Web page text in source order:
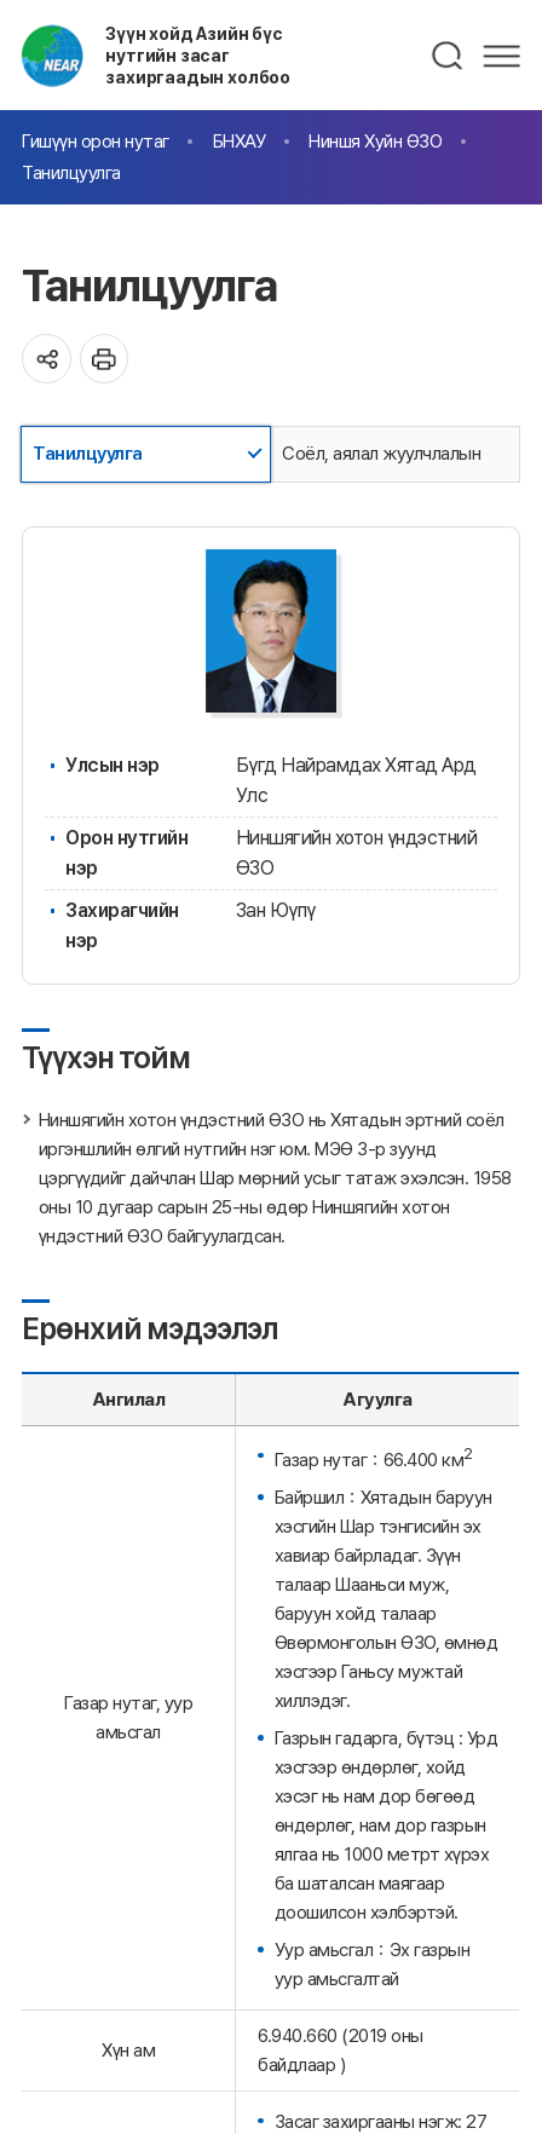
Зүүн хойд Азийн бүс
нутгийн засаг
захиргаадын холбоо
Гишүүн орон нутаг БНХАУ
Ниншя Хуйн ӨЗО
Танилцуулга
Танилцуулга
Танилцуулга Соёл, аялал жуулчлалын
Улсын нэр
Бүгд Найрамдах Хятад Ард
Улс
Орон нутгийн
нэр
Ниншягийн хотон үндэстний
ӨЗО
Захирагчийн
нэр
Зан Юүпү
Түүхэн тойм
Ниншягийн хотон үндэстний ӨЗО нь Хятадын эртний соёл
иргэншлийн өлгий нутгийн нэг юм. МЭӨ 3-р зуунд
цэргүүдийг дайчлан Шар мөрний усыг татаж эхэлсэн. 1958
оны 10 дугаар сарын 25-ны өдөр Ниншягийн хотон
үндэстний ӨЗО байгуулагдсан.
Ерөнхий мэдээлэл
Ангилал Агуулга
Газар нутаг, уур
амьсгал
Газар нутаг：66.400 км2
Байршил：Хятадын баруун
хэсгийн Шар тэнгисийн эх
хавиар байрладаг. Зүүн
талаар Шааньси муж,
баруун хойд талаар
Өвөрмонголын ӨЗО, өмнөд
хэсгээр Ганьсу мужтай
хиллэдэг.
Газрын гадарга, бүтэц : Урд
хэсгээр өндөрлөг, хойд
хэсэг нь нам дор бөгөөд
өндөрлөг, нам дор газрын
ялгаа нь 1000 метрт хүрэх
ба шаталсан маягаар
доошилсон хэлбэртэй.
Уур амьсгал：Эх газрын
уур амьсгалтай
Хүн ам
6.940.660 (2019 оны
байдлаар )
Засаг захиргааны нэгж: 27